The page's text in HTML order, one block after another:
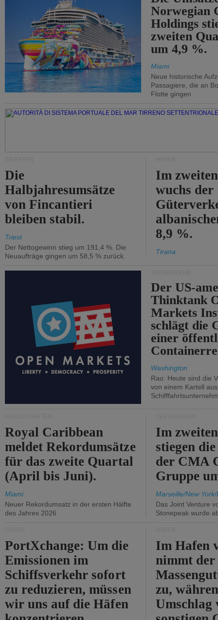
Norwegian
Holdings
zweiten
um 4,9 %.
Miami
Neue historische
Passagiere, die an
Flotte gingen
Die
Halbjahresumsätze
von Fincantieri
bleiben stabil.
Triest
Der Nettogewinn stieg um 191,4 %. Die
Neuaufträge gingen um 58,5 % zurück.
Im
wuchs der
8,9 %.
Tirana
Der US-
Thinktank
Markets
schlägt die
einer
Washington
Rao: Heute sind die
von einem Kartell
Royal Caribbean
meldet Rekordumsätze
für das zweite Quartal
(April bis Juni).
Miami
Neuer Rekordumsatz in der ersten Hälfte
des Jahres 2026
Im
stiegen
der CMA
Gruppe
Marseille/New
Das Joint Venture
Stonepeak wurde
PortXchange: Um die
Emissionen im
Schiffsverkehr sofort
zu reduzieren, müssen
wir uns auf die Häfen
Im Hafen
nimmt der
zu,
Umschlag